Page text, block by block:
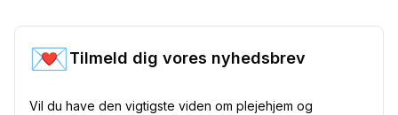
💌Tilmeld dig vores nyhedsbrev
Vil du have den vigtigste viden om plejehjem og